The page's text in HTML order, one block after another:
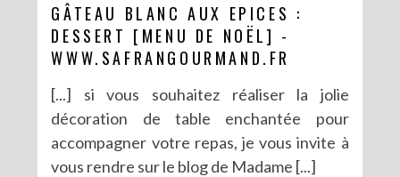
GÂTEAU BLANC AUX EPICES :
DESSERT [MENU DE NOËL] -
WWW.SAFRANGOURMAND.FR
[...] si vous souhaitez réaliser la jolie
décoration de table enchantée pour
accompagner votre repas, je vous invite à
vous rendre sur le blog de Madame [...]